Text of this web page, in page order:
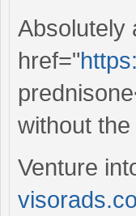
Absolutely
href="
without
Venture